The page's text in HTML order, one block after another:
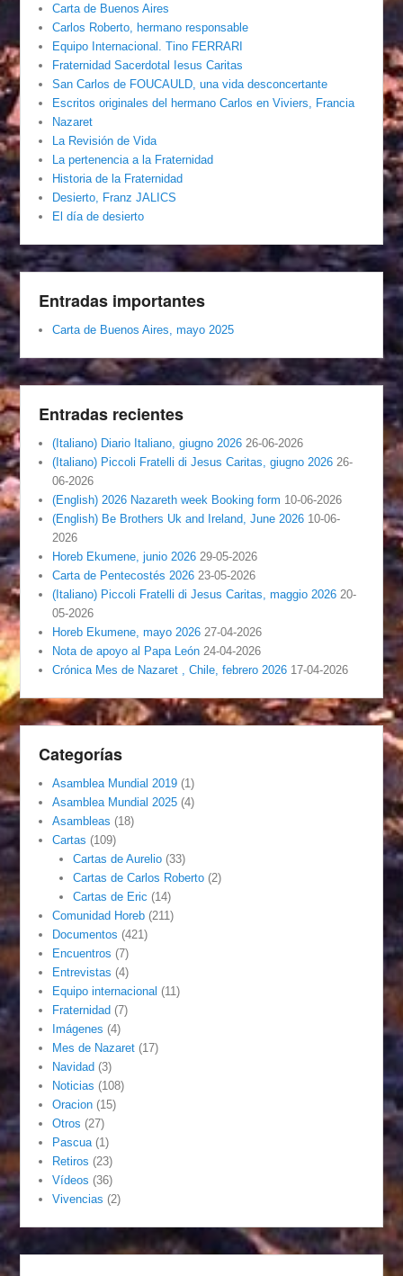
Carta de Buenos Aires
Carlos Roberto, hermano responsable
Equipo Internacional. Tino FERRARI
Fraternidad Sacerdotal Iesus Caritas
San Carlos de FOUCAULD, una vida desconcertante
Escritos originales del hermano Carlos en Viviers, Francia
Nazaret
La Revisión de Vida
La pertenencia a la Fraternidad
Historia de la Fraternidad
Desierto, Franz JALICS
El día de desierto
Entradas importantes
Carta de Buenos Aires, mayo 2025
Entradas recientes
(Italiano) Diario Italiano, giugno 2026 26-06-2026
(Italiano) Piccoli Fratelli di Jesus Caritas, giugno 2026 26-
06-2026
(English) 2026 Nazareth week Booking form 10-06-2026
(English) Be Brothers Uk and Ireland, June 2026 10-06-
2026
Horeb Ekumene, junio 2026 29-05-2026
Carta de Pentecostés 2026 23-05-2026
(Italiano) Piccoli Fratelli di Jesus Caritas, maggio 2026 20-
05-2026
Horeb Ekumene, mayo 2026 27-04-2026
Nota de apoyo al Papa León 24-04-2026
Crónica Mes de Nazaret , Chile, febrero 2026 17-04-2026
Categorías
Asamblea Mundial 2019 (1)
Asamblea Mundial 2025 (4)
Asambleas (18)
Cartas (109)
Cartas de Aurelio(33)
Cartas de Carlos Roberto(2)
Cartas de Eric (14)
Comunidad Horeb (211)
Documentos (421)
Encuentros (7)
Entrevistas (4)
Equipo internacional (11)
Fraternidad (7)
Imágenes (4)
Mes de Nazaret (17)
Navidad (3)
Noticias (108)
Oracion (15)
Otros (27)
Pascua (1)
Retiros (23)
Vídeos (36)
Vivencias (2)